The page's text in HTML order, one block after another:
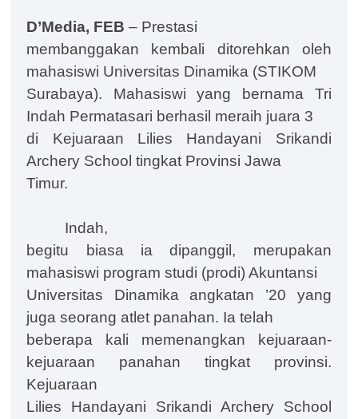
D’Media, FEB – Prestasi
membanggakan kembali ditorehkan oleh
mahasiswi Universitas Dinamika (STIKOM
Surabaya). Mahasiswi yang bernama Tri
Indah Permatasari berhasil meraih juara 3
di Kejuaraan Lilies Handayani Srikandi
Archery School tingkat Provinsi Jawa
Timur.
Indah,
begitu biasa ia dipanggil, merupakan
mahasiswi program studi (prodi) Akuntansi
Universitas Dinamika angkatan ’20 yang
juga seorang atlet panahan. Ia telah
beberapa kali memenangkan kejuaraan-
kejuaraan panahan tingkat provinsi.
Kejuaraan
Lilies Handayani Srikandi Archery School